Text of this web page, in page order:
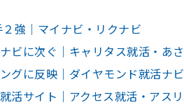
強｜マイナビ・リクナビ
ビに次ぐ｜キャリタス就活・あ
グに反映｜ダイヤモンド就活ナ
活サイト｜アクセス就活・アス